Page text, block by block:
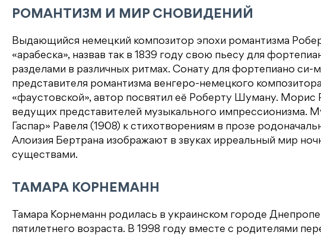
РОМАНТИЗМ И МИР СНОВИДЕНИЙ
Выдающийся немецкий композитор эпохи романтизма
«арабеска», назвав так в 1839 году свою пьесу для
разделами в различных ритмах. Сонату для фортепиано си-
представителя романтизма венгеро-немецкого
«фаустовской», автор посвятил её Роберту Шуману. Морис
ведущих представителей музыкального импрессионизма.
Гаспар» Равеля (1908) к стихотворениям в прозе
Алоизия Бертрана изображают в звуках ирреальный мир
существами.
ТАМАРА КОРНЕМАНН
Тамара Корнеманн родилась в украинском городе
пятилетнего возраста. В 1998 году вместе с родителями